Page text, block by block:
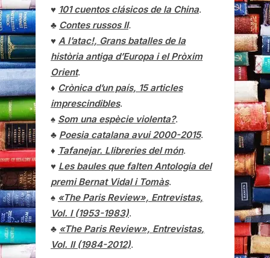
♥ 101 cuentos clásicos de la China.
♣ Contes russos II.
♥ A l’atac!, Grans batalles de la
història antiga d’Europa i el Pròxim
Orient.
♦ Crònica d’un país, 15 articles
imprescindibles.
♠ Som una espècie violenta?.
♣ Poesia catalana avui 2000-2015.
♦ Tafanejar. Llibreries del món.
♥ Les baules que falten Antologia del
premi Bernat Vidal i Tomàs.
♠ «The Paris Review», Entrevistas,
Vol. I (1953-1983).
♣ «The Paris Review», Entrevistas,
Vol. II (1984-2012).